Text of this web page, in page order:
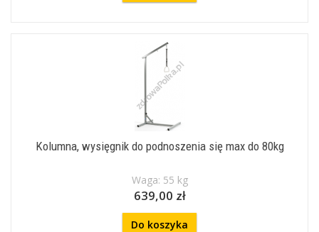
Kolumna, wysięgnik do podnoszenia się max do 80kg
Waga: 55 kg
639,00 zł
Do koszyka